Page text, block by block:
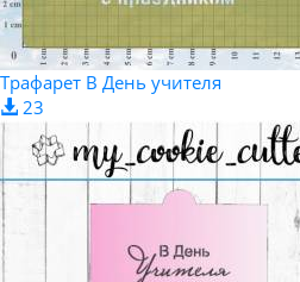
Трафарет В День учителя
23